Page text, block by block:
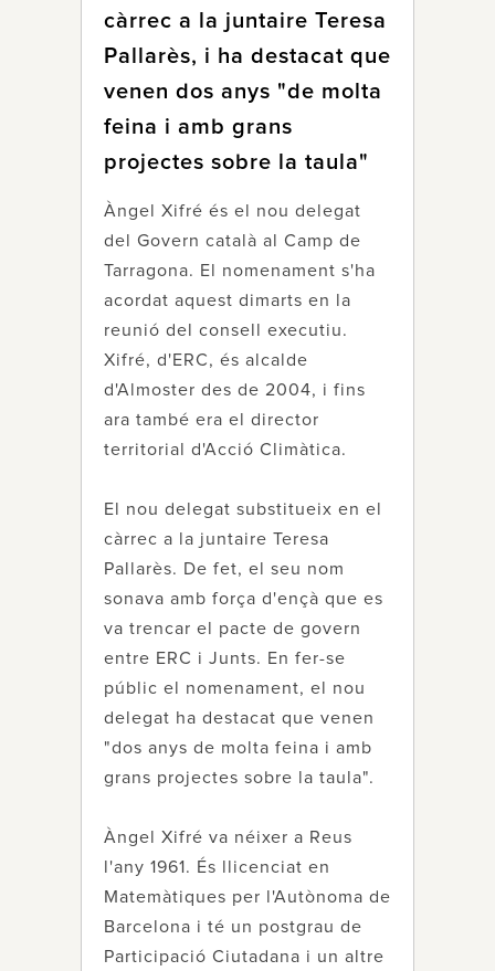
càrrec a la juntaire Teresa
Pallarès, i ha destacat que
venen dos anys "de molta
feina i amb grans
projectes sobre la taula"
Àngel Xifré és el nou delegat
del Govern català al Camp de
Tarragona. El nomenament s'ha
acordat aquest dimarts en la
reunió del consell executiu.
Xifré, d'ERC, és alcalde
d'Almoster des de 2004, i fins
ara també era el director
territorial d'Acció Climàtica.
El nou delegat substitueix en el
càrrec a la juntaire Teresa
Pallarès. De fet, el seu nom
sonava amb força d'ençà que es
va trencar el pacte de govern
entre ERC i Junts. En fer-se
públic el nomenament, el nou
delegat ha destacat que venen
"dos anys de molta feina i amb
grans projectes sobre la taula".
Àngel Xifré va néixer a Reus
l'any 1961. És llicenciat en
Matemàtiques per l'Autònoma de
Barcelona i té un postgrau de
Participació Ciutadana i un altre